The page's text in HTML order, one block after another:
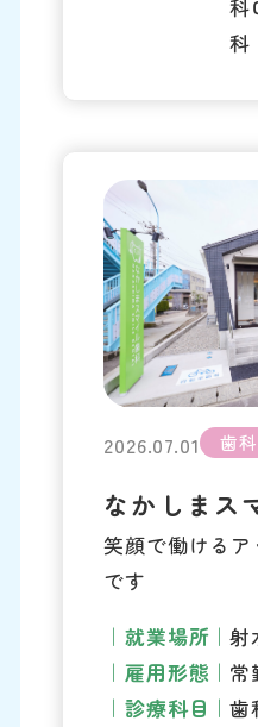
科
科
2026.07.01 歯
なかしまス
笑顔で働ける
です
就業場所
射
雇用形態
常
診療科目
歯